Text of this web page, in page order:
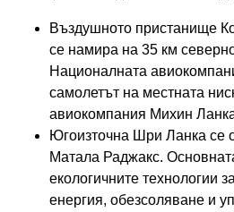
Въздушното пристанище
се намира на 35 км
Националната
самолетът на местната
авиокомпания Михин
Югоизточна Шри Ланка се
Матала Раджакс.
екологичните технологии
енергия, обезсоляване и